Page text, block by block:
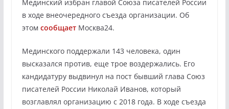
Мединский избран главой Союза писателей России
в ходе внеочередного съезда организации. Об
этом сообщаетМосква24.
Мединского поддержали 143 человека, один
высказался против, еще трое воздержались. Его
кандидатуру выдвинул на пост бывший глава Союз
писателей России Николай Иванов, который
возглавлял организацию с 2018 года. В ходе съезда